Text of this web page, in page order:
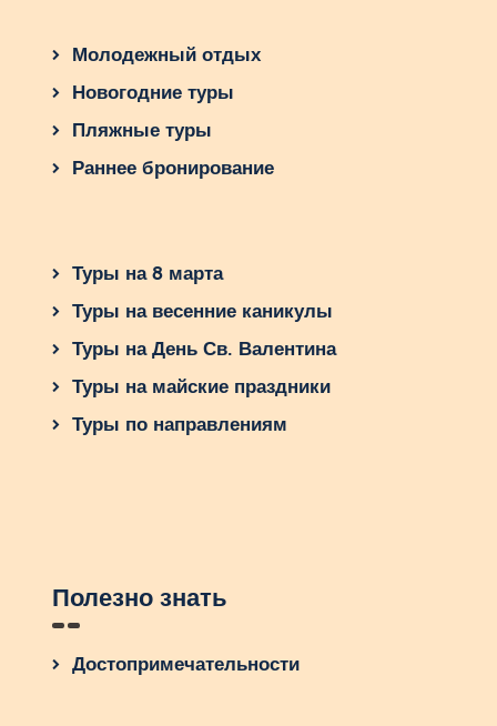
Молодежный отдых
Новогодние туры
Пляжные туры
Раннее бронирование
Туры на 8 марта
Туры на весенние каникулы
Туры на День Св. Валентина
Туры на майские праздники
Туры по направлениям
Полезно знать
Достопримечательности